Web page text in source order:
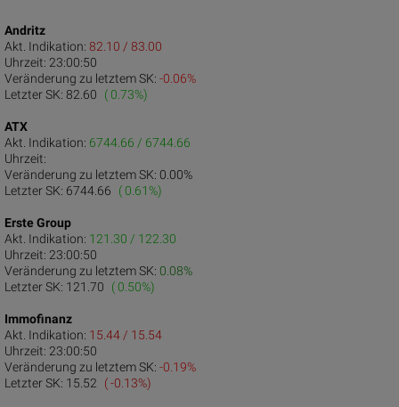
Andritz
Akt. Indikation: 82.10 / 83.00
Uhrzeit: 23:00:50
Veränderung zu letztem SK: -0.06%
Letzter SK: 82.60 ( 0.73%)
ATX
Akt. Indikation: 6744.66 / 6744.66
Uhrzeit:
Veränderung zu letztem SK: 0.00%
Letzter SK: 6744.66 ( 0.61%)
Erste Group
Akt. Indikation: 121.30 / 122.30
Uhrzeit: 23:00:50
Veränderung zu letztem SK: 0.08%
Letzter SK: 121.70 ( 0.50%)
Immofinanz
Akt. Indikation: 15.44 / 15.54
Uhrzeit: 23:00:50
Veränderung zu letztem SK: -0.19%
Letzter SK: 15.52 ( -0.13%)